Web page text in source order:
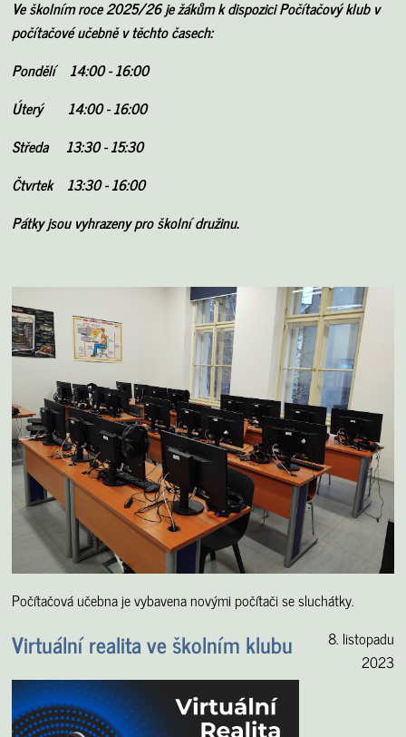
Ve školním roce 2025/26 je žákům k dispozici Počítačový klub v
počítačové učebně v těchto časech:
Pondělí 14:00 - 16:00
Úterý 14:00 - 16:00
Středa 13:30 - 15:30
Čtvrtek 13:30 - 16:00
Pátky jsou vyhrazeny pro školní družinu.
Počítačová učebna je vybavena novými počítači se sluchátky.
Virtuální realita ve školním klubu
8. listopadu
2023